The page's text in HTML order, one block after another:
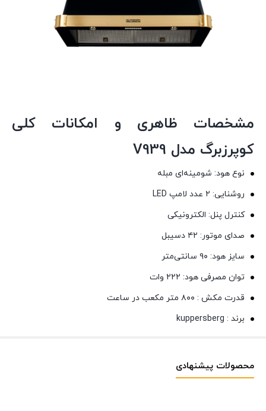
مشخصات ظاهری و امکانات کلی
کوپرزبرگ مدل V939
نوع هود: شومینه‌ای مبله
روشنایی: ۲ عدد لامپ LED
کنترل پنل: الکترونیکی
صدای موتور: ۴۲ دسیبل
سایز هود: ۹۰ سانتی‌متر
توان مصرفی هود: ۲۲۲ وات
قدرت مکش : ۸۰۰ متر مکعب در ساعت
برند : kuppersberg
محصولات پیشنهادی